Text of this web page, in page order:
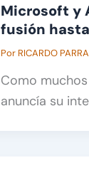
Microsoft y
fusión
Por RICARDO PARRA
Como
anuncía su